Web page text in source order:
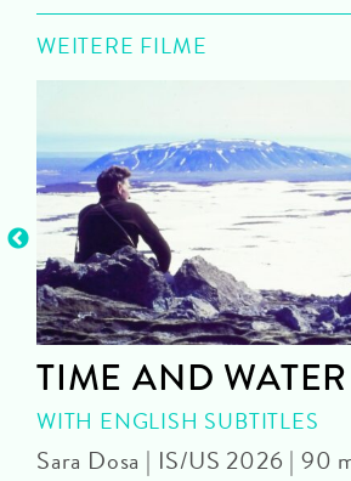
WEITERE FILME
TIME AND WATER
WITH ENGLISH SUBTITLES
Sara Dosa | IS/US 2026 | 90